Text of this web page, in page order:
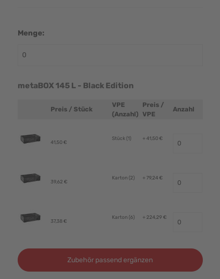
Menge:
metaBOX 145 L - Black Edition
Produktbild
Preis / Stück
VPE
(Anzahl)
Preis /
VPE
Anzahl
41,50 €
Stück (1) + 41,50 €
39,62 €
Karton (2) + 79,24 €
37,38 €
Karton (6) + 224,29 €
Zubehör passend ergänzen